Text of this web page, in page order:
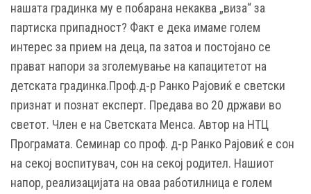
нашата градинка му е побарана некаква „виза“ за
партиска припадност? Факт е дека имаме голем
интерес за прием на деца, па затоа и постојано се
прават напори за зголемување на капацитетот на
детската градинка.Проф.д-р Ранко Рајовиќ е светски
признат и познат експерт. Предава во 20 држави во
светот. Член е на Светската Менса. Автор на НТЦ
Програмата. Семинар со проф. д-р Ранко Рајовиќ е сон
на секој воспитувач, сон на секој родител. Нашиот
напор, реализацијата на оваа работилница е голем